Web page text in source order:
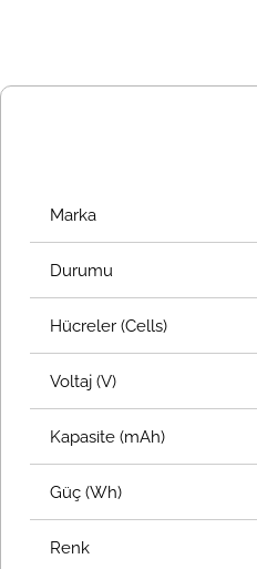
Marka
Durumu
Hücreler (Cells)
Voltaj (V)
Kapasite (mAh)
Güç (Wh)
Renk